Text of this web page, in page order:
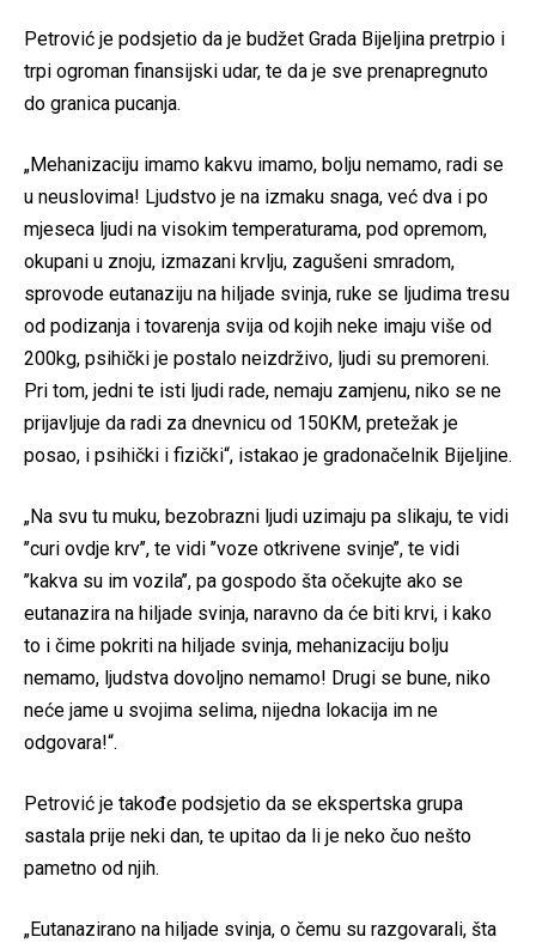
Petrović je podsjetio da je budžet Grada Bijeljina pretrpio i
trpi ogroman finansijski udar, te da je sve prenapregnuto
do granica pucanja.
„Mehanizaciju imamo kakvu imamo, bolju nemamo, radi se
u neuslovima! Ljudstvo je na izmaku snaga, već dva i po
mjeseca ljudi na visokim temperaturama, pod opremom,
okupani u znoju, izmazani krvlju, zagušeni smradom,
sprovode eutanaziju na hiljade svinja, ruke se ljudima tresu
od podizanja i tovarenja svija od kojih neke imaju više od
200kg, psihički je postalo neizdrživo, ljudi su premoreni.
Pri tom, jedni te isti ljudi rade, nemaju zamjenu, niko se ne
prijavljuje da radi za dnevnicu od 150KM, pretežak je
posao, i psihički i fizički“, istakao je gradonačelnik Bijeljine.
„Na svu tu muku, bezobrazni ljudi uzimaju pa slikaju, te vidi
’’curi ovdje krv’’, te vidi ’’voze otkrivene svinje’’, te vidi
’’kakva su im vozila’’, pa gospodo šta očekujte ako se
eutanazira na hiljade svinja, naravno da će biti krvi, i kako
to i čime pokriti na hiljade svinja, mehanizaciju bolju
nemamo, ljudstva dovoljno nemamo! Drugi se bune, niko
neće jame u svojima selima, nijedna lokacija im ne
odgovara!“.
Petrović je takođe podsjetio da se ekspertska grupa
sastala prije neki dan, te upitao da li je neko čuo nešto
pametno od njih.
„Eutanazirano na hiljade svinja, o čemu su razgovarali, šta